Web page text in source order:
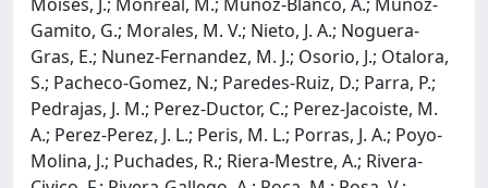
Gamito, G.; Morales, M. V.; Nieto, J. A.; Noguera-
Gras, E.; Nunez-Fernandez, M. J.; Osorio, J.; Otalora,
S.; Pacheco-Gomez, N.; Paredes-Ruiz, D.; Parra, P.;
Pedrajas, J. M.; Perez-Ductor, C.; Perez-Jacoiste, M.
A.; Perez-Perez, J. L.; Peris, M. L.; Porras, J. A.; Poyo-
Molina, J.; Puchades, R.; Riera-Mestre, A.; Rivera-